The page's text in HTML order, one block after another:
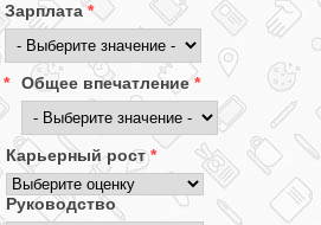
Зарплата*
* Общее впечатление*
Карьерный рост*
Руководство